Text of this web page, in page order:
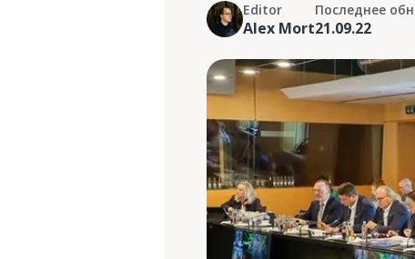
Editor
Alex Mort
Последнее
21.09.22